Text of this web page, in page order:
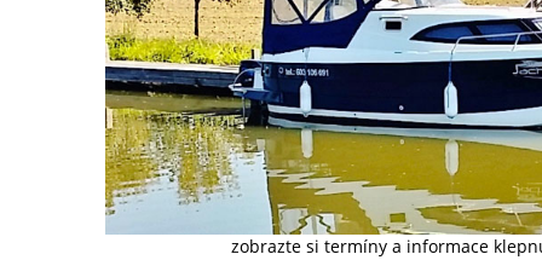
zobrazte si termíny a informace